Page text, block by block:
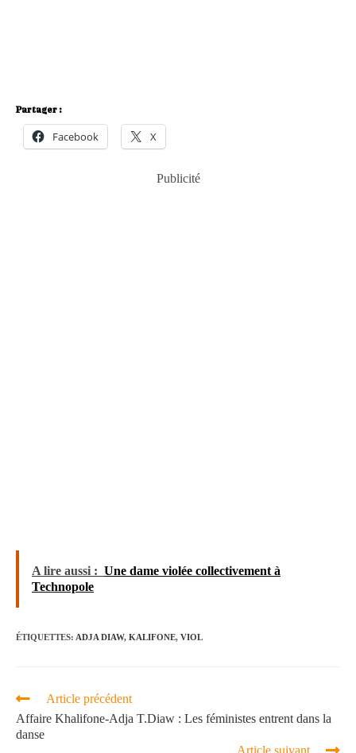
Partager :
Facebook X
Publicité
A lire aussi : Une dame violée collectivement à
Technopole
ÉTIQUETTES: ADJA DIAW, KALIFONE, VIOL
Article précédent
Affaire Khalifone-Adja T.Diaw : Les féministes entrent dans la
danse
Article suivant